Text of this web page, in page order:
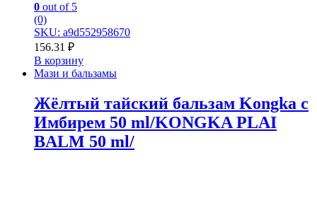
0 out of 5
(0)
SKU: a9d552958670
156.31 ₽
В корзину
Мази и бальзамы
Жёлтый тайский бальзам Kongka с
Имбирем 50 ml/KONGKA PLAI
BALM 50 ml/